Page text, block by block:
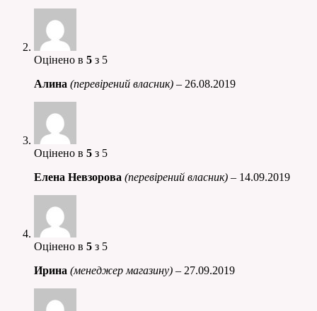
Оцінено в 5 з 5
Алина (перевірений власник) – 26.08.2019
Оцінено в 5 з 5
Елена Невзорова (перевірений власник) – 14.09.2019
Оцінено в 5 з 5
Ирина (менеджер магазину) – 27.09.2019